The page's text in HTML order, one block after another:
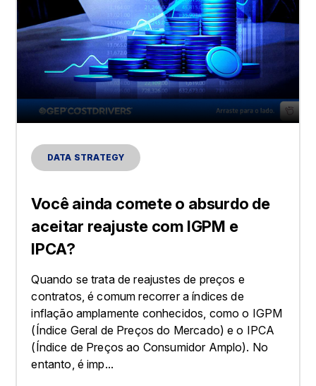
DATA STRATEGY
Você ainda comete o absurdo de
aceitar reajuste com IGPM e
IPCA?
Quando se trata de reajustes de preços e
contratos, é comum recorrer a índices de
inflação amplamente conhecidos, como o IGPM
(Índice Geral de Preços do Mercado) e o IPCA
(Índice de Preços ao Consumidor Amplo). No
entanto, é imp...